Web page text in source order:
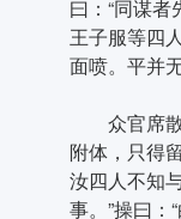
曰：“同谋者
王子服等四
面喷。平并
众官席散
附体，只得
汝四人不知
事。”操曰：